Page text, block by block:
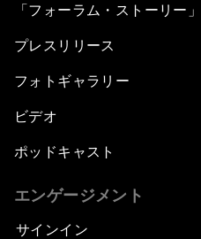
「フォーラム・ストーリー」
プレスリリース
フォトギャラリー
ビデオ
ポッドキャスト
エンゲージメント
サインイン